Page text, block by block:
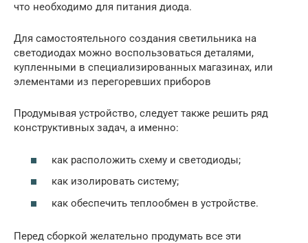
что необходимо для питания диода.
Для самостоятельного создания светильника на
светодиодах можно воспользоваться деталями,
купленными в специализированных магазинах, или
элементами из перегоревших приборов
Продумывая устройство, следует также решить ряд
конструктивных задач, а именно:
как расположить схему и светодиоды;
как изолировать систему;
как обеспечить теплообмен в устройстве.
Перед сборкой желательно продумать все эти